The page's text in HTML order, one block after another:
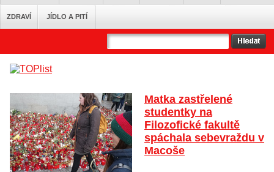
ZDRAVÍ JÍDLO A PITÍ
Matka zastřelené
studentky na
Filozofické fakultě
spáchala sebevraždu v
Macoše